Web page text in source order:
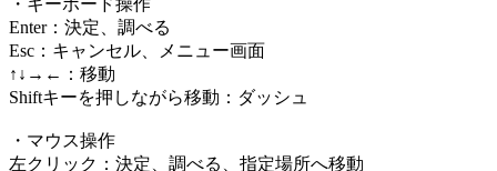
Enter：決定、調べる
Esc：キャンセル、メニュー画面
↑↓→←：移動
Shiftキーを押しながら移動：ダッシュ
・マウス操作
左クリック：決定、調べる、指定場所へ移動